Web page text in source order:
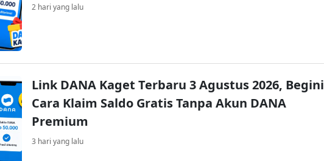
2 hari yang lalu
Link DANA Kaget Terbaru 3 Agustus 2026, Begini
Cara Klaim Saldo Gratis Tanpa Akun DANA
Premium
3 hari yang lalu